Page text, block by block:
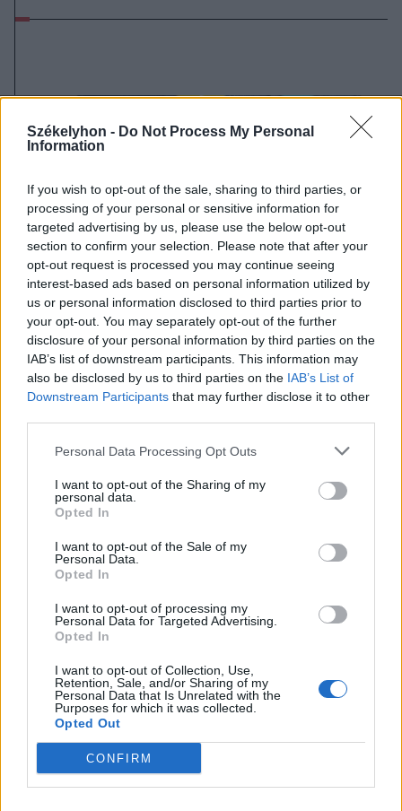
Székelyhon - Do Not Process My Personal
Information
If you wish to opt-out of the sale, sharing to third parties, or
processing of your personal or sensitive information for
targeted advertising by us, please use the below opt-out
section to confirm your selection. Please note that after your
opt-out request is processed you may continue seeing
interest-based ads based on personal information utilized by
us or personal information disclosed to third parties prior to
your opt-out. You may separately opt-out of the further
disclosure of your personal information by third parties on the
IAB’s list of downstream participants. This information may
also be disclosed by us to third parties on the IAB’s List of
Downstream Participants that may further disclose it to other
Personal Data Processing Opt Outs
I want to opt-out of the Sharing of my
personal data.
Opted In
I want to opt-out of the Sale of my
Personal Data.
Opted In
I want to opt-out of processing my
Personal Data for Targeted Advertising.
Opted In
I want to opt-out of Collection, Use,
Retention, Sale, and/or Sharing of my
Personal Data that Is Unrelated with the
Purposes for which it was collected.
Opted Out
CONFIRM
2026. augusztus 07., péntek
Augusztus végéig még ingyenes
lesz az első elektronikus személyi
kiállítása
2026. augusztus 07., péntek